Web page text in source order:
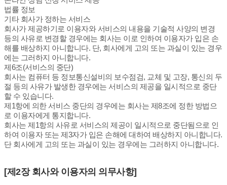
법률 정보
기타 회사가 정하는 서비스
회사가 제공하기로 이용자와 서비스의 내용을 기술적 사양의 변경
등의 사유로 변경할 경우에는 회사는 이로 인하여 이용자가 입은 손
해를 배상하지 아니합니다. 단, 회사에게 고의 또는 과실이 있는 경우
에는 그러하지 아니합니다.
제6조(서비스의 중단)
회사는 컴퓨터 등 정보통신설비의 보수점검, 교체 및 고장, 통신의 두
절 등의 사유가 발생한 경우에는 서비스의 제공을 일시적으로 중단
할 수 있습니다.
제1항에 의한 서비스 중단의 경우에는 회사는 제8조에 정한 방법으
로 이용자에게 통지합니다.
회사는 제1항의 사유로 서비스의 제공이 일시적으로 중단됨으로 인
하여 이용자 또는 제3자가 입은 손해에 대하여 배상하지 아니합니다.
단 회사에게 고의 또는 과실이 있는 경우에는 그러하지 아니합니다.
[제2장 회사와 이용자의 의무사항]